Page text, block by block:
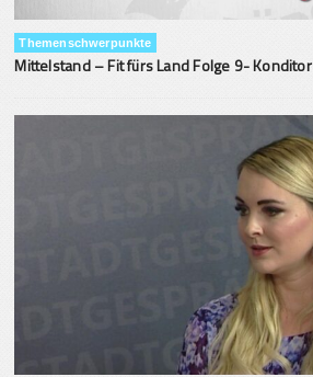
Themenschwerpunkte
Mittelstand – Fit fürs Land Folge 9- Konditor